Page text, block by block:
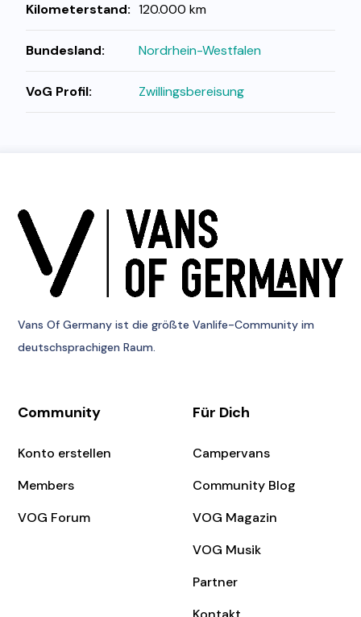
Kilometerstand: 120.000 km
Bundesland: Nordrhein-Westfalen
VoG Profil: Zwillingsbereisung
Vans Of Germany ist die größte Vanlife-Community im
deutschsprachigen Raum.
Community
Konto erstellen
Members
VOG Forum
Für Dich
Campervans
Community Blog
VOG Magazin
VOG Musik
Partner